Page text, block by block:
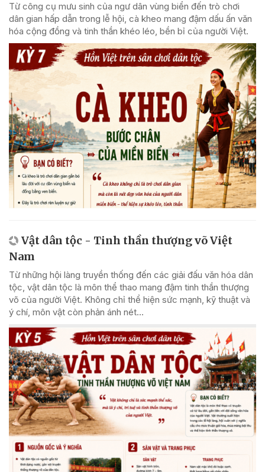
Từ công cụ mưu sinh của ngư dân vùng biển đến trò chơi
dân gian hấp dẫn trong lễ hội, cà kheo mang đậm dấu ấn văn
hóa cộng đồng và tinh thần khéo léo, bền bỉ của người Việt.
Vật dân tộc - Tinh thần thượng võ Việt
Nam
Từ những hội làng truyền thống đến các giải đấu văn hóa dân
tộc, vật dân tộc là môn thể thao mang đậm tinh thần thượng
võ của người Việt. Không chỉ thể hiện sức mạnh, kỹ thuật và
ý chí, môn vật còn phản ánh nét...